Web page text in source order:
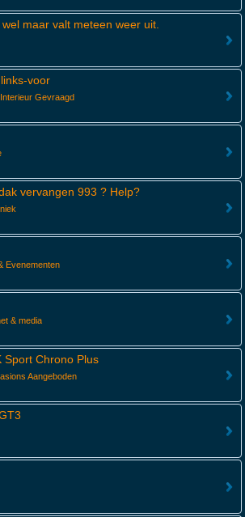
maar valt meteen weer uit.
voor
Gevraagd
vervangen 993 ? Help?
Evenementen
& media
Sport Chrono Plus
Aangeboden